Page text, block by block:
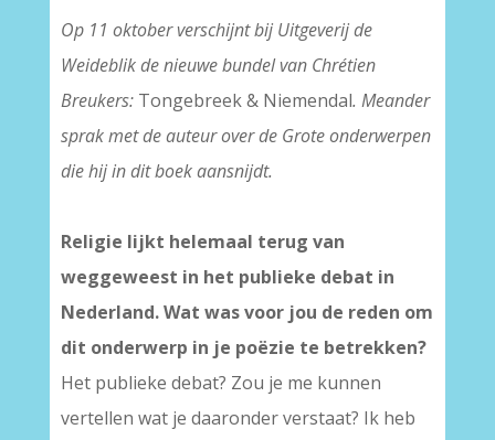
Op 11 oktober verschijnt bij Uitgeverij de
Weideblik de nieuwe bundel van Chrétien
Breukers: Tongebreek & Niemendal. Meander
sprak met de auteur over de Grote onderwerpen
die hij in dit boek aansnijdt.
Religie lijkt helemaal terug van
weggeweest in het publieke debat in
Nederland. Wat was voor jou de reden om
dit onderwerp in je poëzie te betrekken?
Het publieke debat? Zou je me kunnen
vertellen wat je daaronder verstaat? Ik heb